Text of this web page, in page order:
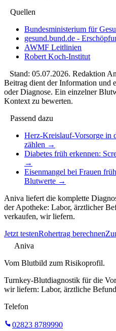
Quellen
Bundesministerium für
gesund.bund.de -
AWMF Leitlinien
Robert Koch-Institut
Stand: 05.07.2026. Redaktion
Beitrag dient der Information und
oder Diagnose. Ein einzelner
Kontext zu bewerten.
Passend dazu
Herz-Kreislauf-Vorsorge in
zählen →
Diabetes früh erkennen:
→
Eisenmangel bei Frauen
Blutwerte →
Aniva liefert die komplette
der Apotheke: Labor, ärztlicher
verkaufen, wir liefern.
Jetzt testenRohertrag berechnen
Aniva
Vom Blutbild zum Risikoprofil.
Turnkey-Blutdiagnostik für die
wir liefern: Labor, ärztliche
Telefon
02823 8789990